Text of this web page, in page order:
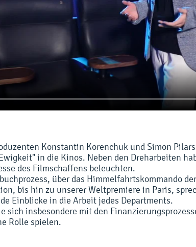
Konstantin Korenchuk und Simon
in die Kinos. Neben den Dreharbeiten
des Filmschaffens beleuchten.
über das Himmelfahrtskommando
bis hin zu unserer Weltpremiere in Paris,
Einblicke in die Arbeit jedes Departments.
sich insbesondere mit den
Rolle spielen.